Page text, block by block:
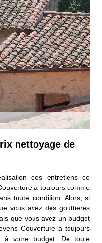
nettoyage de
des entretiens de
a toujours comme
toute condition. Alors, si
vous avez des gouttières
que vous avez un budget
Couverture a toujours
à votre budget. De toute